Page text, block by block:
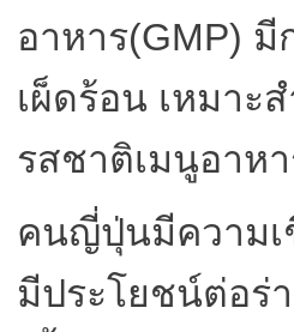
อาหาร(GMP)
เผ็ดร้อน เหมาะ
รสชาติเมนูอาห
คนญี่ปุ่นมีความเ
มีประโยชน์ต่อร่